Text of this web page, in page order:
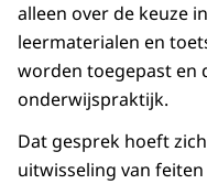
alleen over de keuze
leermaterialen en
worden toegepast en
onderwijspraktijk.
Dat gesprek hoeft
uitwisseling van